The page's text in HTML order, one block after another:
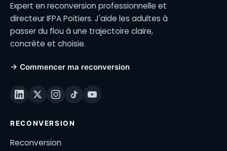
Expert en reconversion professionnelle et
directeur IFPA Poitiers. J'aide les adultes à
passer du flou à une trajectoire claire,
concrète et choisie.
→ Commencer ma reconversion
RECONVERSION
Reconversion